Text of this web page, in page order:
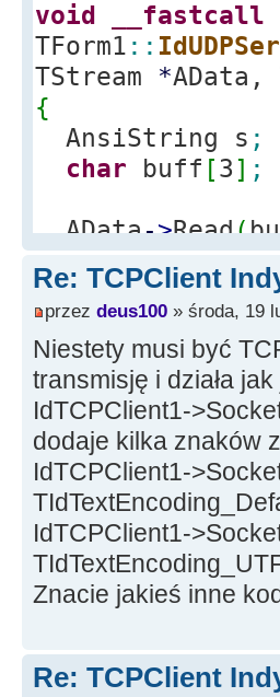
void
__fastcall
TForm1 ::
TStream *AData,
{
AnsiString s ;
char buff [3] ;
AData->Read(
s=buff
s.SetLength(3)
//ListBox1-
// kody znakow
byte kod;
String wiersz
for
(inti=0;
{
kod=buff[i
wiersz=
}
}
Re: TCPClient
przez deus100 » środa, 19
Niestety musi być
transmisję i działa
IdTCPClient1-
dodaje kilka znaków
IdTCPClient1-
IdTCPClient1-
Znacie jakieś inne
Re: TCPClient